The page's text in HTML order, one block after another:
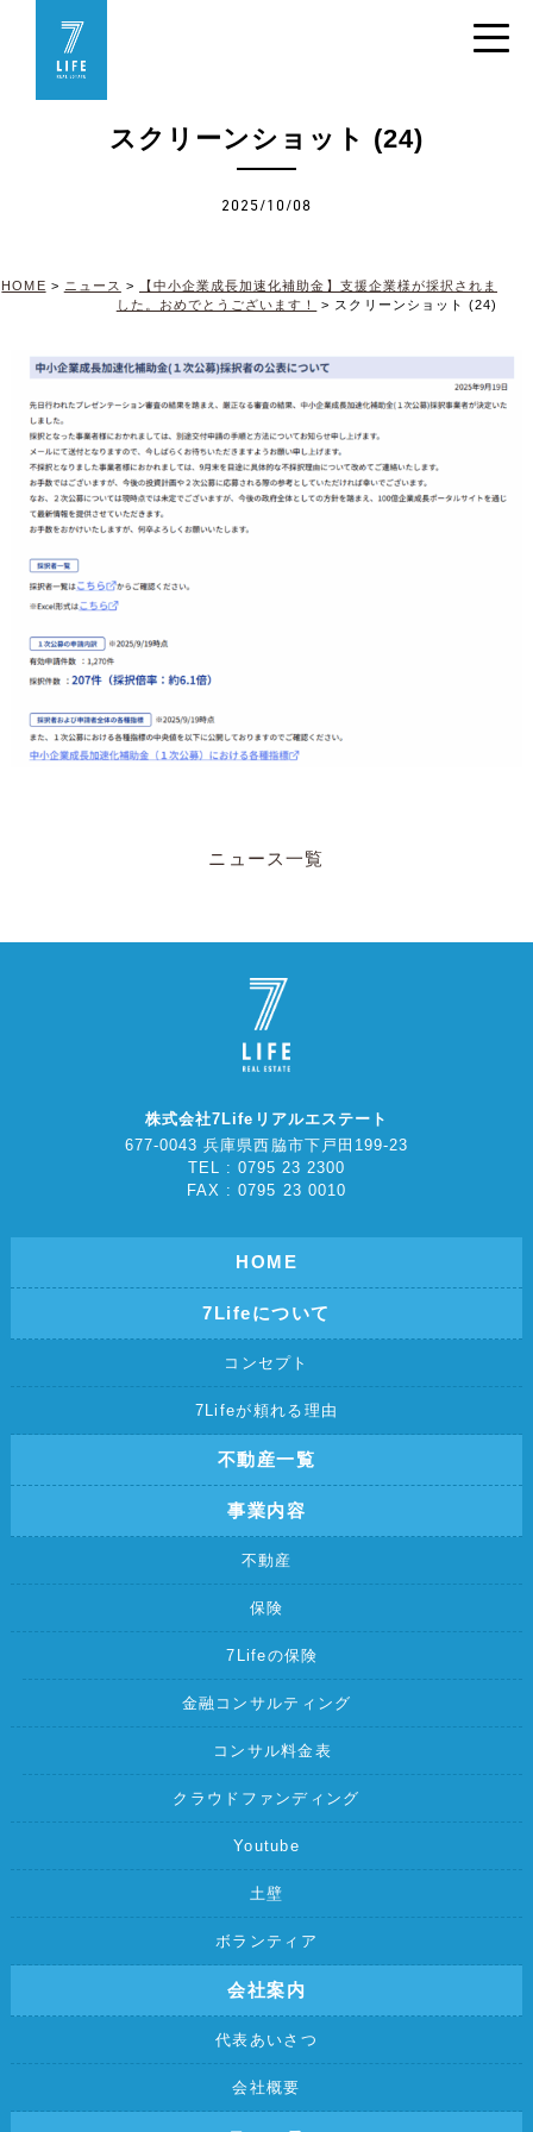
スクリーンショット (24)
2025/10/08
HOME > ニュース >
【中小企業成長加速化補助金】支援企業様が採択されま
した。おめでとうございます！
> スクリーンショット (24)
ニュース一覧
株式会社7Lifeリアルエステート
677-0043 兵庫県西脇市下戸田199-23
TEL : 0795 23 2300
FAX : 0795 23 0010
HOME
7Lifeについて
コンセプト
7Lifeが頼れる理由
不動産一覧
事業内容
不動産
保険
7Lifeの保険
金融コンサルティング
コンサル料金表
クラウドファンディング
Youtube
土壁
ボランティア
会社案内
代表あいさつ
会社概要